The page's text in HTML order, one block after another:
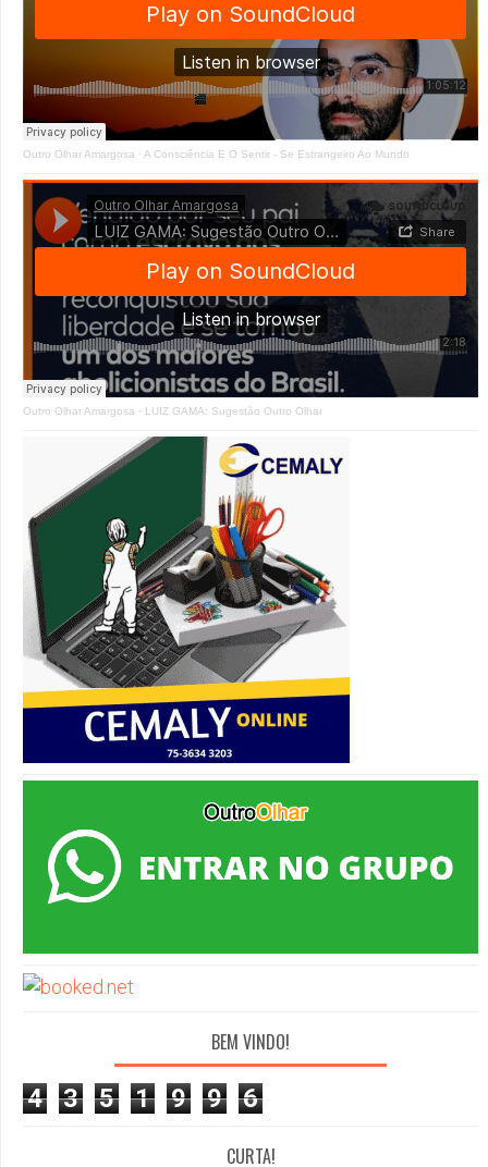
Outro Olhar Amargosa · A Consciência E O Sentir - Se Estrangeiro Ao Mundo
Outro Olhar Amargosa · LUIZ GAMA: Sugestão Outro Olhar
BEM VINDO!
4 3 5 1 9 9 6
CURTA!